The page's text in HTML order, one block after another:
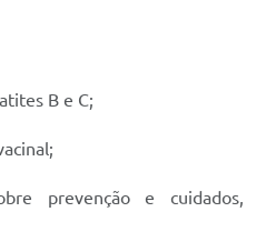
B e C;
prevenção e cuidados,